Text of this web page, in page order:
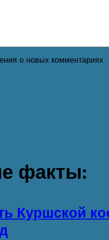
о новых комментариях
факты:
Куршской